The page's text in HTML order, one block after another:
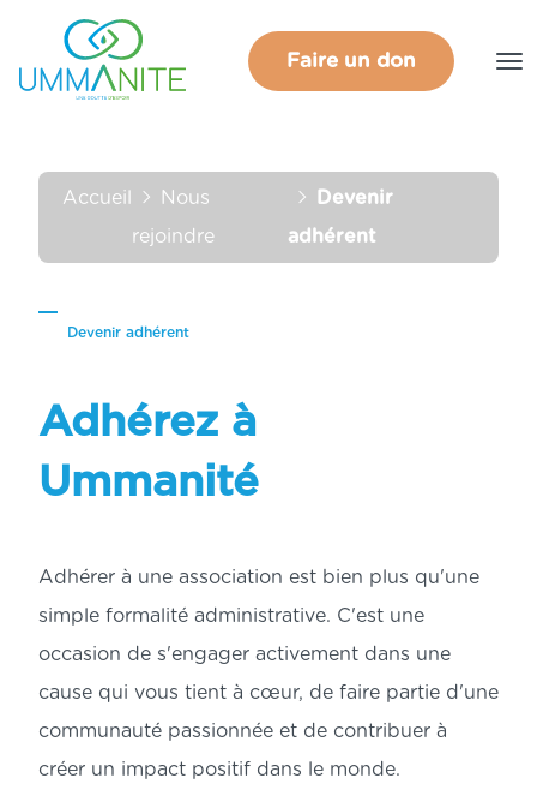
Faire un don
Accueil
Nous
rejoindre
Devenir
adhérent
Devenir adhérent
Adhérez à
Ummanité
Adhérer à une association est bien plus qu'une
simple formalité administrative. C'est une
occasion de s'engager activement dans une
cause qui vous tient à cœur, de faire partie d'une
communauté passionnée et de contribuer à
créer un impact positif dans le monde.